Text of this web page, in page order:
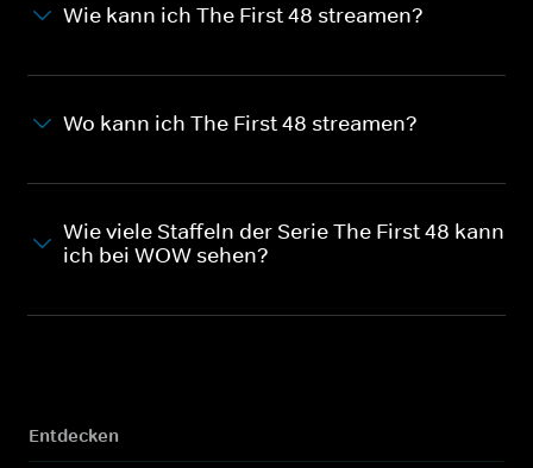
Wie kann ich The First 48 streamen?
Wo kann ich The First 48 streamen?
Wie viele Staffeln der Serie The First 48 kann
ich bei WOW sehen?
Entdecken